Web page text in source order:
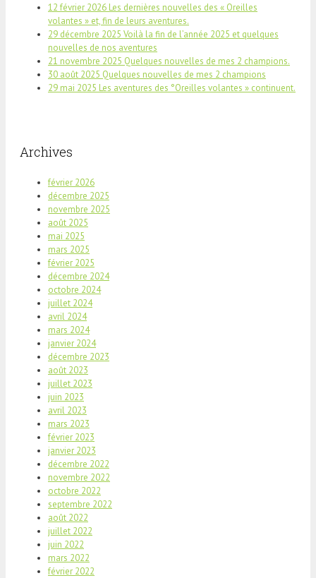
12 février 2026 Les dernières nouvelles des « Oreilles
volantes » et, fin de leurs aventures.
29 décembre 2025 Voilà la fin de l’année 2025 et quelques
nouvelles de nos aventures
21 novembre 2025 Quelques nouvelles de mes 2 champions.
30 août 2025 Quelques nouvelles de mes 2 champions
29 mai 2025 Les aventures des °Oreilles volantes » continuent.
Archives
février 2026
décembre 2025
novembre 2025
août 2025
mai 2025
mars 2025
février 2025
décembre 2024
octobre 2024
juillet 2024
avril 2024
mars 2024
janvier 2024
décembre 2023
août 2023
juillet 2023
juin 2023
avril 2023
mars 2023
février 2023
janvier 2023
décembre 2022
novembre 2022
octobre 2022
septembre 2022
août 2022
juillet 2022
juin 2022
mars 2022
février 2022